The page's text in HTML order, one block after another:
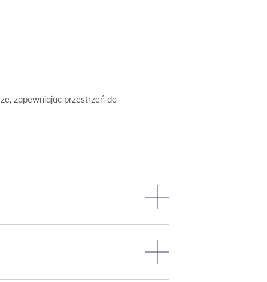
zapewniając przestrzeń do